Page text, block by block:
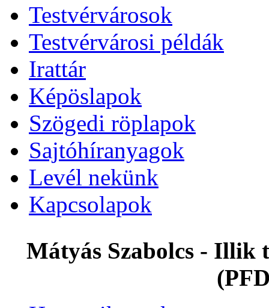
Testvérvárosok
Testvérvárosi példák
Irattár
Képöslapok
Szögedi röplapok
Sajtóhíranyagok
Levél nekünk
Kapcsolapok
Mátyás Szabolcs - Illik